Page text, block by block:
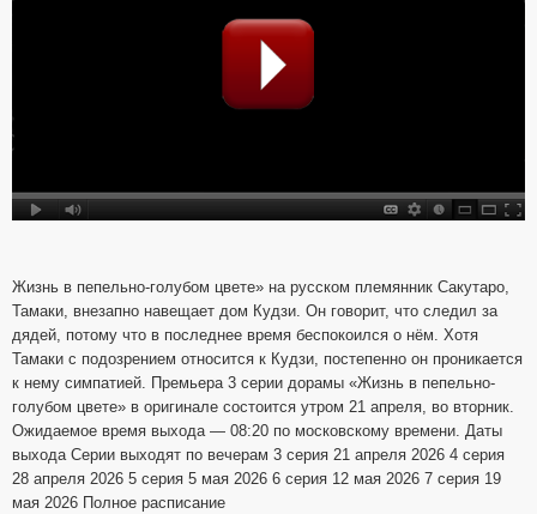
Жизнь в пепельно-голубом цвете» на русском племянник Сакутаро,
Тамаки, внезапно навещает дом Кудзи. Он говорит, что следил за
дядей, потому что в последнее время беспокоился о нём. Хотя
Тамаки с подозрением относится к Кудзи, постепенно он проникается
к нему симпатией. Премьера 3 серии дорамы «Жизнь в пепельно-
голубом цвете» в оригинале состоится утром 21 апреля, во вторник.
Ожидаемое время выхода — 08:20 по московскому времени. Даты
выхода Серии выходят по вечерам 3 серия 21 апреля 2026 4 серия
28 апреля 2026 5 серия 5 мая 2026 6 серия 12 мая 2026 7 серия 19
мая 2026 Полное расписание